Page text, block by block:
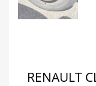
RENAULT